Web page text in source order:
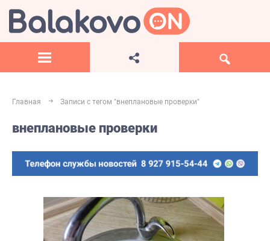
Главная Записи с тегом "внеплановые проверки"
внеплановые проверки